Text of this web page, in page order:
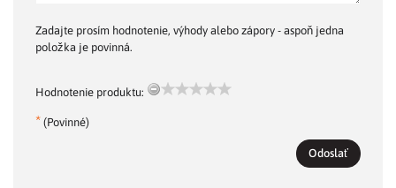
Zadajte prosím hodnotenie, výhody alebo zápory - aspoň jedna
položka je povinná.
Hodnotenie produktu:
* (Povinné)
Odoslať